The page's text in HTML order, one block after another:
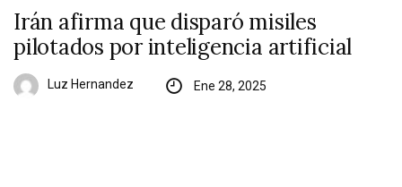
Irán afirma que disparó misiles
pilotados por inteligencia artificial
Luz Hernandez Ene 28, 2025